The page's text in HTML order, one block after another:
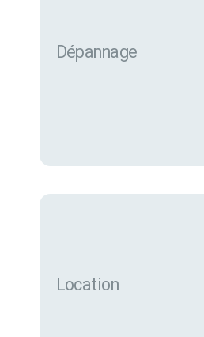
Dépannage
Location